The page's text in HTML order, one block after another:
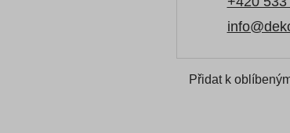
Přidat k